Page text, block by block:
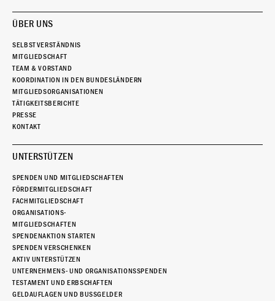
ÜBER UNS
SELBSTVERSTÄNDNIS
MITGLIEDSCHAFT
TEAM & VORSTAND
KOORDINATION IN DEN BUNDESLÄNDERN
MITGLIEDSORGANISATIONEN
TÄTIGKEITSBERICHTE
PRESSE
KONTAKT
UNTERSTÜTZEN
SPENDEN UND MITGLIEDSCHAFTEN
FÖRDERMITGLIEDSCHAFT
FACHMITGLIEDSCHAFT
ORGANISATIONS-
MITGLIEDSCHAFTEN
SPENDENAKTION STARTEN
SPENDEN VERSCHENKEN
AKTIV UNTERSTÜTZEN
UNTERNEHMENS- UND ORGANISATIONSSPENDEN
TESTAMENT UND ERBSCHAFTEN
GELDAUFLAGEN UND BUSSGELDER